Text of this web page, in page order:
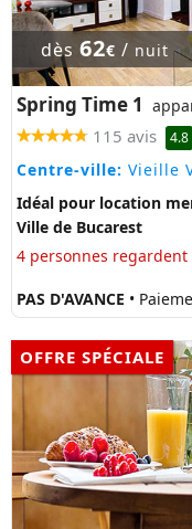
dès 62€ / nuit
Spring Time 1
115 avis 4.8
Centre-ville: Vieille
Idéal pour location
Ville de Bucarest
4 personnes
PAS D'AVANCE •
OFFRE SPÉCIALE